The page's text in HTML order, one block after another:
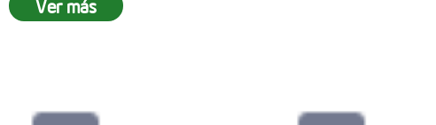
a Copa Airlines por apoyar la
del Páramo Aguas Vivas!
Ver más